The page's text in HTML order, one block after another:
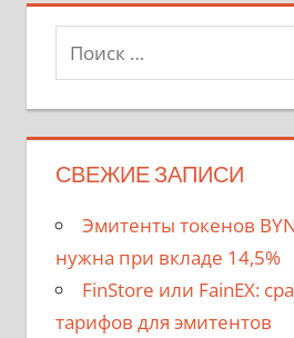
Поиск
для:
СВЕЖИЕ ЗАПИСИ
Эмитенты токенов
нужна при вкладе 14,5%
FinStore или FainEX:
тарифов для эмитентов